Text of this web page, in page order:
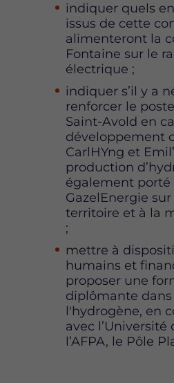
indiquer quels
issus de cette
alimenteront la
Fontaine sur le
électrique ;
indiquer s’il y a
renforcer le
Saint-Avold en
développement
CarlHYng et
production
également porté
GazelEnergie
territoire et à la
;
mettre à
humains et
proposer une
diplômante
l'hydrogène, en
avec l’Université
l’AFPA, le Pôle